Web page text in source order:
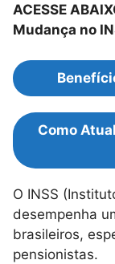
ACESSE
Mudança no
Como
O INSS
desempenha
brasileiros,
pensionistas.